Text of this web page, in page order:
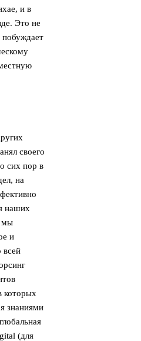
и в
Это не
побуждает
своего
сих пор в
на
наших
мы
и
всей
которых
знаниями
(для